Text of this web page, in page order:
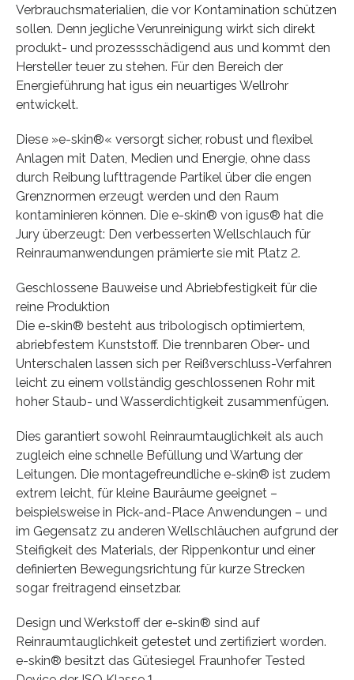
Verbrauchsmaterialien, die vor Kontamination schützen
sollen. Denn jegliche Verunreinigung wirkt sich direkt
produkt- und prozessschädigend aus und kommt den
Hersteller teuer zu stehen. Für den Bereich der
Energieführung hat igus ein neuartiges Wellrohr
entwickelt.
Diese »e-skin®« versorgt sicher, robust und flexibel
Anlagen mit Daten, Medien und Energie, ohne dass
durch Reibung lufttragende Partikel über die engen
Grenznormen erzeugt werden und den Raum
kontaminieren können. Die e-skin® von igus® hat die
Jury überzeugt: Den verbesserten Wellschlauch für
Reinraumanwendungen prämierte sie mit Platz 2.
Geschlossene Bauweise und Abriebfestigkeit für die
reine Produktion
Die e-skin® besteht aus tribologisch optimiertem,
abriebfestem Kunststoff. Die trennbaren Ober- und
Unterschalen lassen sich per Reißverschluss-Verfahren
leicht zu einem vollständig geschlossenen Rohr mit
hoher Staub- und Wasserdichtigkeit zusammenfügen.
Dies garantiert sowohl Reinraumtauglichkeit als auch
zugleich eine schnelle Befüllung und Wartung der
Leitungen. Die montagefreundliche e-skin® ist zudem
extrem leicht, für kleine Bauräume geeignet –
beispielsweise in Pick-and-Place Anwendungen – und
im Gegensatz zu anderen Wellschläuchen aufgrund der
Steifigkeit des Materials, der Rippenkontur und einer
definierten Bewegungsrichtung für kurze Strecken
sogar freitragend einsetzbar.
Design und Werkstoff der e-skin® sind auf
Reinraumtauglichkeit getestet und zertifiziert worden.
e-skin® besitzt das Gütesiegel Fraunhofer Tested